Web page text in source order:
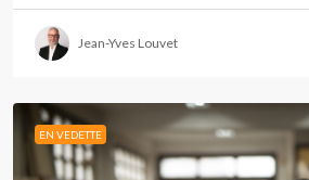
Jean-Yves Louvet
EN VEDETTE